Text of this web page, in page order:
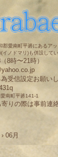
郡愛南町平碆にあるア
ノドマリ)も併設してい
8時〜21時）
受信設定お願いし
南町平碆141-1
りの際は事前連
› 06月